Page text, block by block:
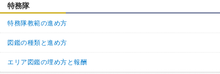
特務隊
特務隊教範の進め方
図鑑の種類と進め方
エリア図鑑の埋め方と報酬